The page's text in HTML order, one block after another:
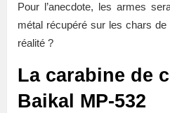
Pour l’anecdote, les armes
métal récupéré sur les chars de
réalité ?
La carabine de
Baikal MP-532